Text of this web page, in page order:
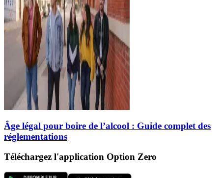
Âge légal pour boire de l’alcool : Guide complet des
réglementations
Téléchargez l'application Option Zero